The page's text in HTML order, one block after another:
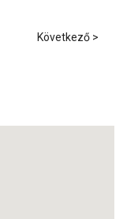
Következő >